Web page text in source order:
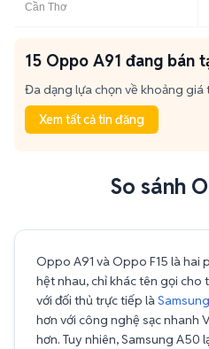
Cần Thơ
15 Oppo A91 đang bán
Đa dạng lựa chọn về khoảng
Xem tất cả tin đăng
So sánh
Oppo A91 và Oppo F15 là hai
hệt nhau, chỉ khác tên gọi cho
với đối thủ trực tiếp là
hơn với công nghệ sạc nhanh
hơn. Tuy nhiên, Samsung A50